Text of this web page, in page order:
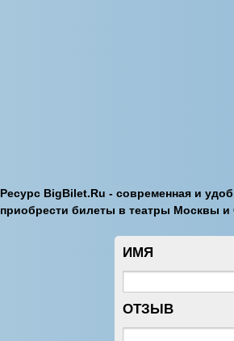
Ресурс BigBilet.Ru - современная и
приобрести билеты в театры Москвы и
ИМЯ
ОТЗЫВ